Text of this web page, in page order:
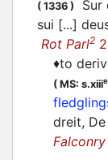
( 1336 )
Sur
sui [...]
Rot Parl2
♦to
( MS: s.xiii
dreit,
Falconry